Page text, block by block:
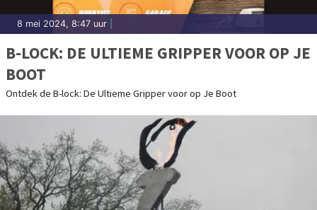
8 mei 2024, 8:47 uur
B-LOCK: DE ULTIEME GRIPPER VOOR OP JE
BOOT
Ontdek de B-lock: De Ultieme Gripper voor op Je Boot